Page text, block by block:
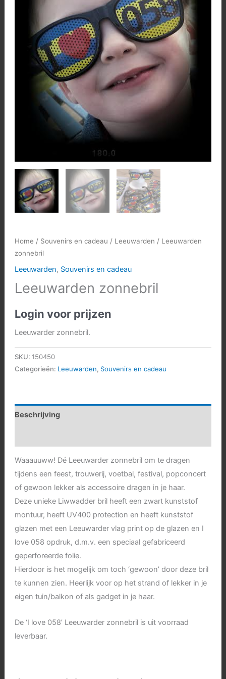
Home / Souvenirs en cadeau / Leeuwarden / Leeuwarden
zonnebril
Leeuwarden, Souvenirs en cadeau
Leeuwarden zonnebril
Login voor prijzen
Leeuwarder zonnebril.
SKU: 150450
Categorieën: Leeuwarden, Souvenirs en cadeau
Beschrijving
Waaauuww! Dé Leeuwarder zonnebril om te dragen
tijdens een feest, trouwerij, voetbal, festival, popconcert
of gewoon lekker als accessoire dragen in je haar.
Deze unieke Liwwadder bril heeft een zwart kunststof
montuur, heeft UV400 protection en heeft kunststof
glazen met een Leeuwarder vlag print op de glazen en I
love 058 opdruk, d.m.v. een speciaal gefabriceerd
geperforeerde folie.
Hierdoor is het mogelijk om toch ‘gewoon’ door deze bril
te kunnen zien. Heerlijk voor op het strand of lekker in je
eigen tuin/balkon of als gadget in je haar.
De ‘I love 058’ Leeuwarder zonnebril is uit voorraad
leverbaar.